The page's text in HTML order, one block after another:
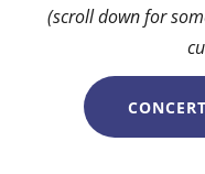
(scroll down for